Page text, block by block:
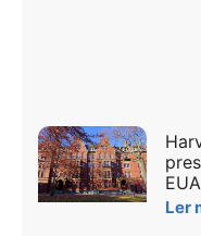
EUA
Ler